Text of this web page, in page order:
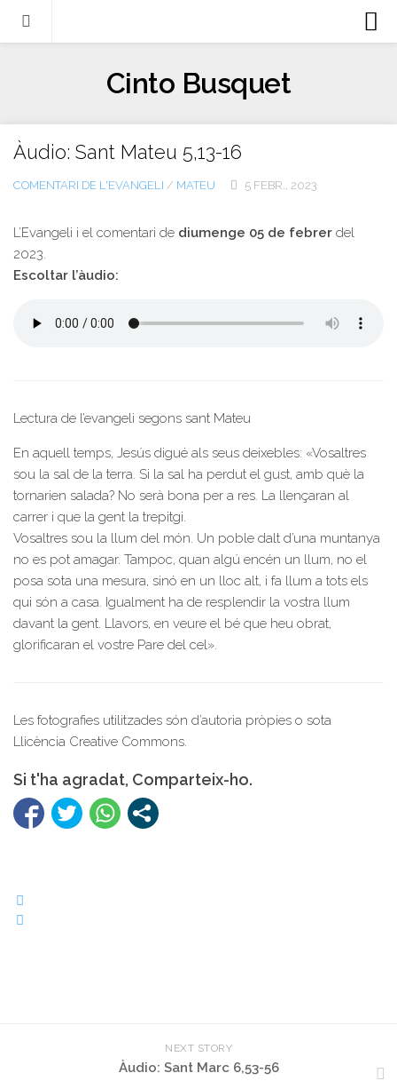
Llibres
Escrits-articles
Notícies
Italiano
Contacte
Cinto Busquet
Àudio: Sant Mateu 5,13-16
COMENTARI DE L'EVANGELI / MATEU 5 FEBR., 2023
L’Evangeli i el comentari de diumenge 05 de febrer del
2023.
Escoltar l’àudio:
Lectura de l’evangeli segons sant Mateu
En aquell temps, Jesús digué als seus deixebles: «Vosaltres
sou la sal de la terra. Si la sal ha perdut el gust, amb què la
tornarien salada? No serà bona per a res. La llençaran al
carrer i que la gent la trepitgi.
Vosaltres sou la llum del món. Un poble dalt d’una muntanya
no es pot amagar. Tampoc, quan algú encén un llum, no el
posa sota una mesura, sinó en un lloc alt, i fa llum a tots els
qui són a casa. Igualment ha de resplendir la vostra llum
davant la gent. Llavors, en veure el bé que heu obrat,
glorificaran el vostre Pare del cel».
Les fotografies utilitzades són d’autoria pròpies o sota
Llicència Creative Commons.
Si t'ha agradat, Comparteix-ho.
NEXT STORY
Àudio: Sant Marc 6,53-56